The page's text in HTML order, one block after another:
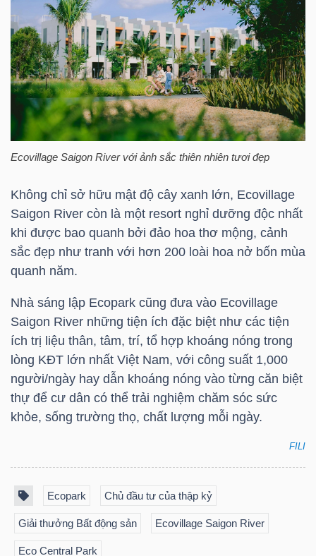
Ecovillage Saigon River với ảnh sắc thiên nhiên tươi đẹp
Không chỉ sở hữu mật độ cây xanh lớn, Ecovillage
Saigon River còn là một resort nghỉ dưỡng độc nhất
khi được bao quanh bởi đảo hoa thơ mộng, cảnh
sắc đẹp như tranh với hơn 200 loài hoa nở bốn mùa
quanh năm.
Nhà sáng lập Ecopark cũng đưa vào Ecovillage
Saigon River những tiện ích đặc biệt như các tiện
ích trị liệu thân, tâm, trí, tổ hợp khoáng nóng trong
lòng KĐT lớn nhất Việt Nam, với công suất 1,000
người/ngày hay dẫn khoáng nóng vào từng căn biệt
thự để cư dân có thể trải nghiệm chăm sóc sức
khỏe, sống trường thọ, chất lượng mỗi ngày.
FILI
Ecopark Chủ đầu tư của thập kỷ
Giải thưởng Bất động sản Ecovillage Saigon River
Eco Central Park
TIỆN
ÍCH
ĐỘNG
SẢN
Mã
chứng
khoán
(-)
Tất cả Cổ phiếu Chỉ số Chứng chỉ quỹ
Lãnh
đạo
(-)
Tin
tức